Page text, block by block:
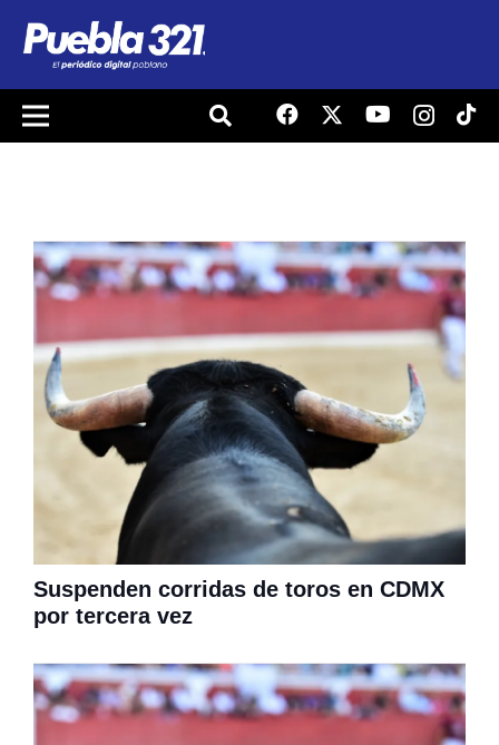
Suspenden corridas de toros en CDMX
por tercera vez